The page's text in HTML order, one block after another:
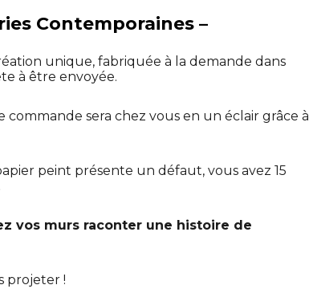
Contemporaines –
unique, fabriquée à la demande dans
à être envoyée.
commande sera chez vous en un éclair grâce à
peint présente un défaut, vous avez 15
vos murs raconter une histoire de
projeter !